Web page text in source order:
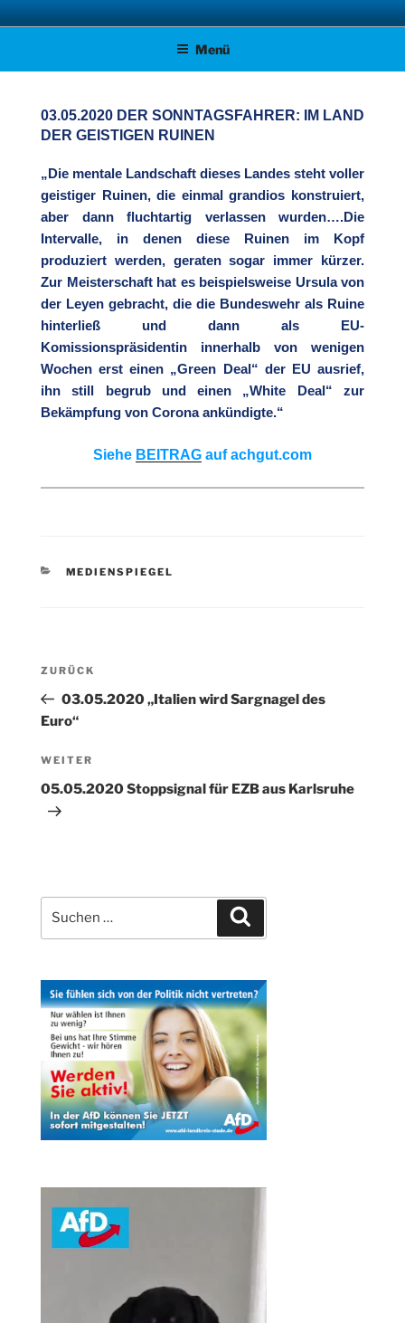
Zum
Inhalt AFD KREISVERBAND STADE
Menü
03.05.2020 DER SONNTAGSFAHRER: IM LAND
DER GEISTIGEN RUINEN
„Die mentale Landschaft dieses Landes steht voller
geistiger Ruinen, die einmal grandios konstruiert,
aber dann fluchtartig verlassen wurden….Die
Intervalle, in denen diese Ruinen im Kopf
produziert werden, geraten sogar immer kürzer.
Zur Meisterschaft hat es beispielsweise Ursula von
der Leyen gebracht, die die Bundeswehr als Ruine
hinterließ und dann als EU-
Komissionspräsidentin innerhalb von wenigen
Wochen erst einen „Green Deal“ der EU ausrief,
ihn still begrub und einen „White Deal“ zur
Bekämpfung von Corona ankündigte.“
Siehe BEITRAG auf achgut.com
KATEGORIEN
MEDIENSPIEGEL
Beitragsnavigation
Vorheriger
Beitrag
ZURÜCK
03.05.2020 „Italien wird Sargnagel des
Euro“
Nächster
Beitrag
WEITER
05.05.2020 Stoppsignal für EZB aus Karlsruhe
nach: